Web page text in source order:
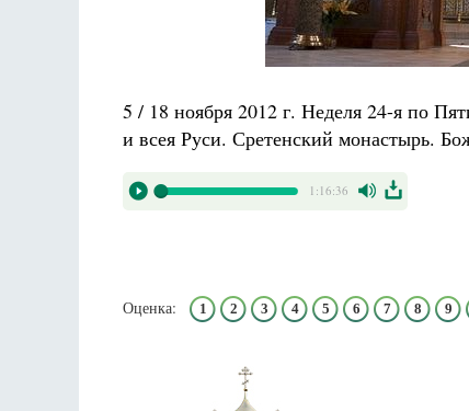
5 / 18 ноября 2012 г. Неделя 24-я по
и всея Руси. Сретенский монастырь.
1:16:36
Оценка: 1 2 3 4 5 6 7 8 9